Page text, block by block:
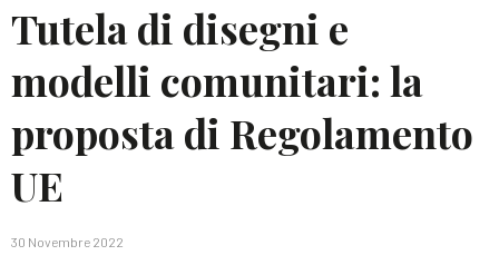
Tutela di disegni e
modelli comunitari: la
proposta di Regolamento
UE
30 Novembre 2022